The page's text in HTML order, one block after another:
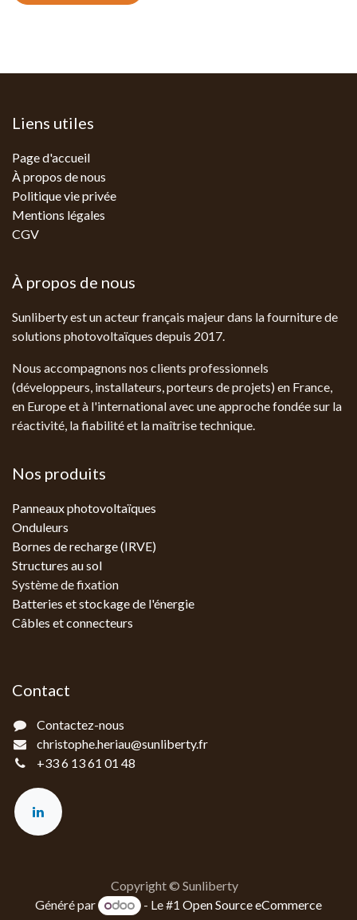
Liens utiles
Page d'accueil
À propos de nous
Politique vie privée
Mentions légales
CGV
À propos de nous
Sunliberty est un acteur français majeur dans la fourniture de
solutions photovoltaïques depuis 2017.
Nous accompagnons nos clients professionnels
(développeurs, installateurs, porteurs de projets) en France,
en Europe et à l'international avec une approche fondée sur la
réactivité, la fiabilité et la maîtrise technique.
Nos produits
Panneaux photovoltaïques
Onduleurs
Bornes de recharge (IRVE)
Structures au sol
Système de fixation
Batteries et stockage de l'énergie
Câbles et connecteurs
Contact
Contactez-nous
christophe.heriau@sunliberty.fr
+33 6 13 61 01 48‬
Copyright © Sunliberty
Généré par
- Le #1Open Source eCommerce